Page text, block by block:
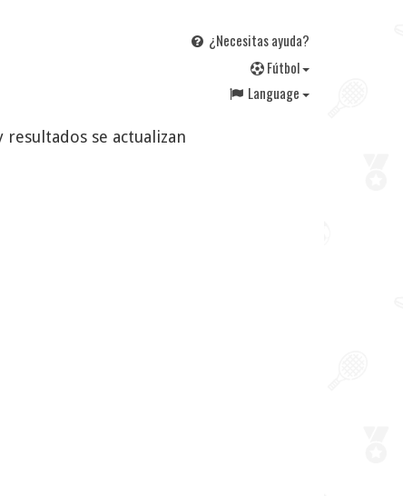
¿Necesitas ayuda?
Fútbol
Language
se actualizan